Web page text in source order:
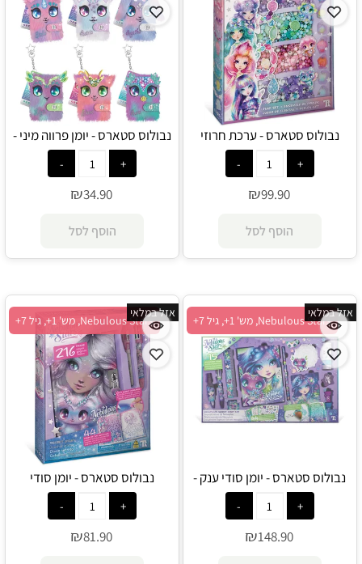
נבולוס סטארס - ערכת חרוזי
נבולוס - Nebulous Stars
₪99.90
הוסף לסל
נבולוס סטארס - יומן פרווה מיני -
Nebulous Stars
₪34.90
הוסף לסל
Nebulous Stars, מש' 1+, גיל 7+
אזל במלאי
נבולוס סטארס - יומן סודי ענק -
Nebulous Stars
₪148.90
Nebulous Stars, מש' 1+, גיל 7+
אזל במלאי
נבולוס סטארס - יומן סודי
אסטרליה - Nebulous Stars
₪81.90